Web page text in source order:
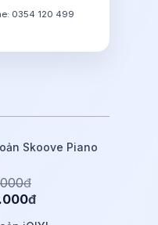
0354 120 499
Skoove Piano
đ
đGiá